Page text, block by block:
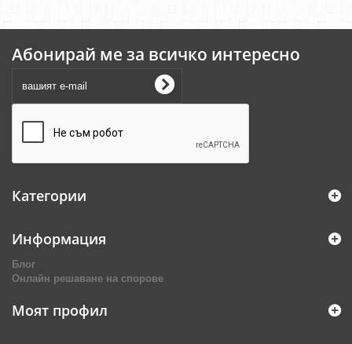
Абонирай ме за всичко интересно
Категории
Информация
Блог
Онлайн решаване на спорове
Моят профил